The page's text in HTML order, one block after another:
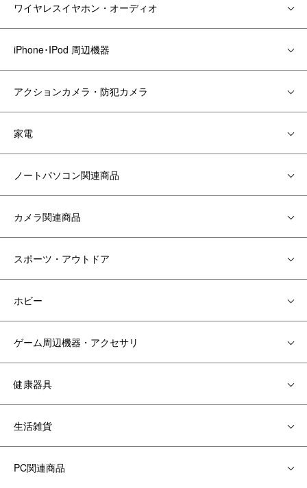
ワイヤレスイヤホン・オーディオ
iPhone･IPod 周辺機器
アクションカメラ・防犯カメラ
家電
ノートパソコン関連商品
カメラ関連商品
スポーツ・アウトドア
ホビー
ゲーム周辺機器・アクセサリ
健康器具
生活雑貨
PC関連商品